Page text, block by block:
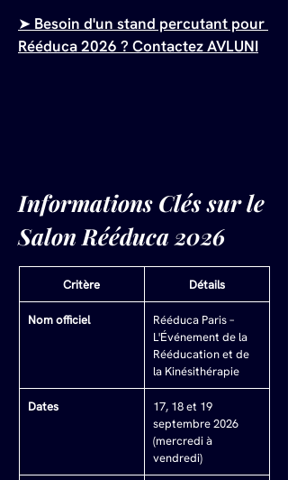
➤ Besoin d'un stand percutant pour
Rééduca 2026 ? Contactez AVLUNI
Informations Clés sur le
Salon Rééduca 2026
Critère Détails
Nom officiel
Rééduca Paris –
L'Événement de la
Rééducation et de
la Kinésithérapie
Dates
17, 18 et 19
septembre 2026
(mercredi à
vendredi)